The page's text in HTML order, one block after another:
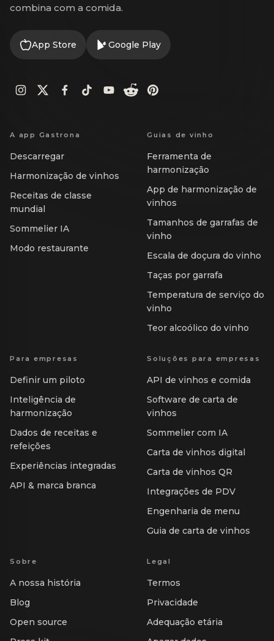
combina com a comida.
App Store Google Play
A app Gastrona
Descarregar
Harmonização de vinhos
Receitas de classe
mundial
Sommelier IA
Modo restaurante
Guias de vinho
Ferramenta de
harmonização
App de harmonização de
vinhos
Tamanhos de garrafas de
vinho
Escala de doçura do vinho
Taças por garrafa
Temperatura de serviço do
vinho
Teor alcoólico do vinho
Para empresas
Definir um piloto
Inteligência de
harmonização
Dados de receitas e
refeições
Experiências integradas
API & marca branca
Soluções para empresas
API de vinhos e comida
Software de carta de
vinhos
Sommelier com IA
Carta de vinhos digital
Carta de vinhos QR
Integrações de PDV
Engenharia de menu
Guia de carta de vinhos
Sobre
A nossa história
Blog
Open source
Legal
Termos
Privacidade
Adequação etária